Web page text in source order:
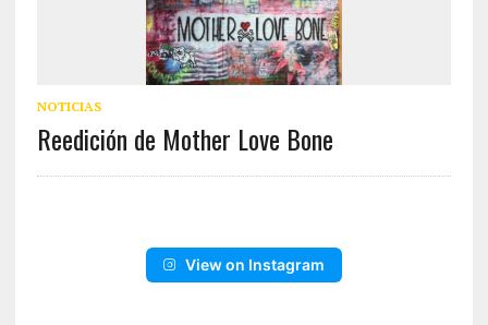
NOTICIAS
Reedición de Mother Love Bone
View on Instagram